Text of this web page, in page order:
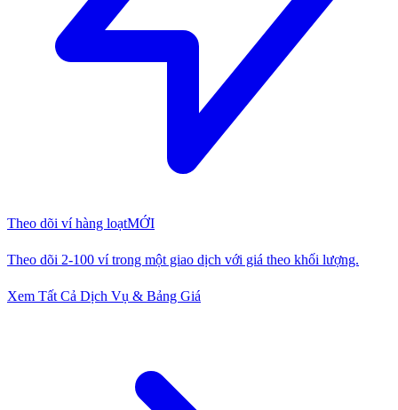
Theo dõi ví hàng loạtMỚI
Theo dõi 2-100 ví trong một giao dịch với giá theo khối lượng.
Xem Tất Cả Dịch Vụ & Bảng Giá